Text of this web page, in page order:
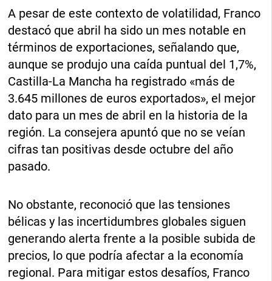
A pesar de este contexto de volatilidad, Franco
destacó que abril ha sido un mes notable en
términos de exportaciones, señalando que,
aunque se produjo una caída puntual del 1,7%,
Castilla-La Mancha ha registrado «más de
3.645 millones de euros exportados», el mejor
dato para un mes de abril en la historia de la
región. La consejera apuntó que no se veían
cifras tan positivas desde octubre del año
pasado.
No obstante, reconoció que las tensiones
bélicas y las incertidumbres globales siguen
generando alerta frente a la posible subida de
precios, lo que podría afectar a la economía
regional. Para mitigar estos desafíos, Franco